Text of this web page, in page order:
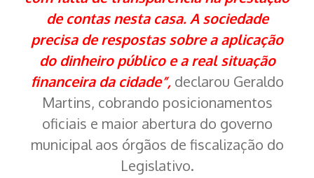
de contas nesta casa. A sociedade
precisa de respostas sobre a aplicação
do dinheiro público e a real situação
financeira da cidade”,declarou Geraldo
Martins, cobrando posicionamentos
oficiais e maior abertura do governo
municipal aos órgãos de fiscalização do
Legislativo.